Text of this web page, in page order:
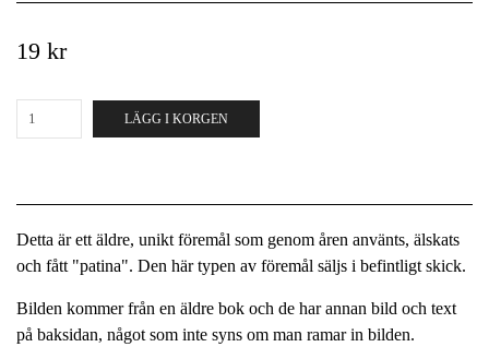
19 kr
LÄGG I KORGEN
Detta är ett äldre, unikt föremål som genom åren använts, älskats
och fått "patina". Den här typen av föremål säljs i befintligt skick.
Bilden kommer från en äldre bok och de har annan bild och text
på baksidan, något som inte syns om man ramar in bilden.